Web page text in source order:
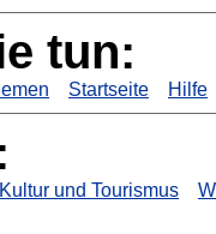
tun:
Startseite Hilfe
Kultur und Tourismus